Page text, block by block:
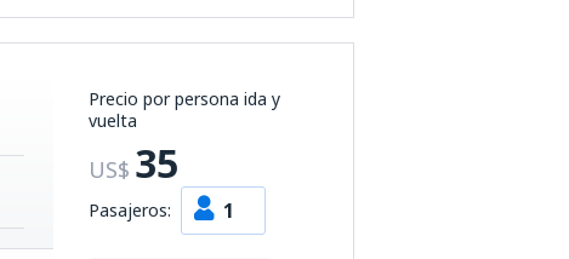
Precio por persona ida y
vuelta
US$ 35
Pasajeros: 1